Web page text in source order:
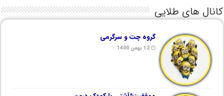
کانال های طلایی
گروه چت و سرگرمی
12 بهمن 1400